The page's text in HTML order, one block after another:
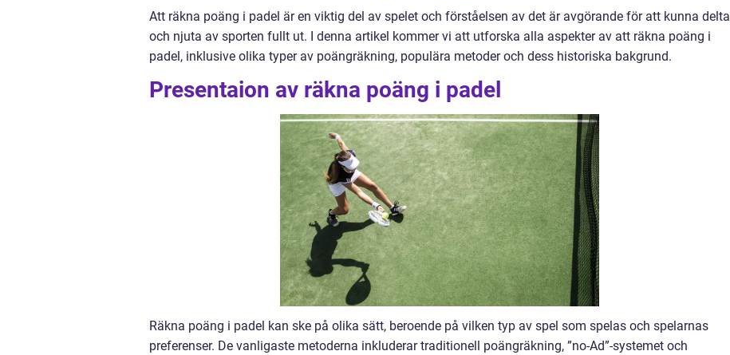
Att räkna poäng i padel är en viktig del av spelet och förståelsen av det är avgörande för att kunna delta
och njuta av sporten fullt ut. I denna artikel kommer vi att utforska alla aspekter av att räkna poäng i
padel, inklusive olika typer av poängräkning, populära metoder och dess historiska bakgrund.
Presentaion av räkna poäng i padel
Räkna poäng i padel kan ske på olika sätt, beroende på vilken typ av spel som spelas och spelarnas
preferenser. De vanligaste metoderna inkluderar traditionell poängräkning, ”no-Ad”-systemet och